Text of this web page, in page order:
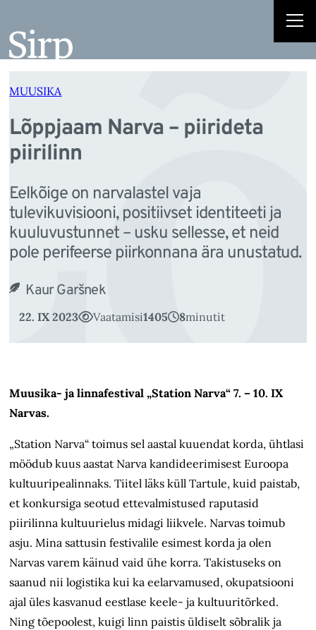
juurde
MUUSIKA
Lõppjaam Narva – piirideta
piirilinn
Eelkõige on narvalastel vaja
tulevikuvisiooni, positiivset identiteeti ja
kuuluvustunnet – usku sellesse, et neid
pole perifeerse piirkonnana ära unustatud.
Kaur Garšnek
22. IX 2023 Vaatamisi1405 8minutit
Muusika- ja linnafestival „Station Narva“ 7. – 10. IX
Narvas.
„Station Narva“ toimus sel aastal kuuendat korda, ühtlasi
möödub kuus aastat Narva kandideerimisest Euroopa
kultuuripealinnaks. Tiitel läks küll Tartule, kuid paistab,
et konkursiga seotud ettevalmistused raputasid
piirilinna kultuurielus midagi liikvele. Narvas toimub
asju. Mina sattusin festivalile esimest korda ja olen
Narvas varem käinud vaid ühe korra. Takistuseks on
saanud nii logistika kui ka eelarvamused, okupatsiooni
ajal üles kasvanud eestlase keele- ja kultuuritõrked.
Ning tõepoolest, kuigi linn paistis üldiselt sõbralik ja